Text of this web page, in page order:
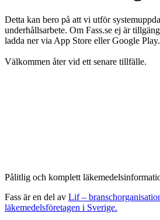
Detta kan bero på att vi utför
underhållsarbete. Om Fass.se ej är
ladda ner via App Store eller Google Play.
Välkommen åter vid ett senare tillfälle.
Pålitlig och komplett
Fass är en del av Lif –
läkemedelsföretagen i Sverige.